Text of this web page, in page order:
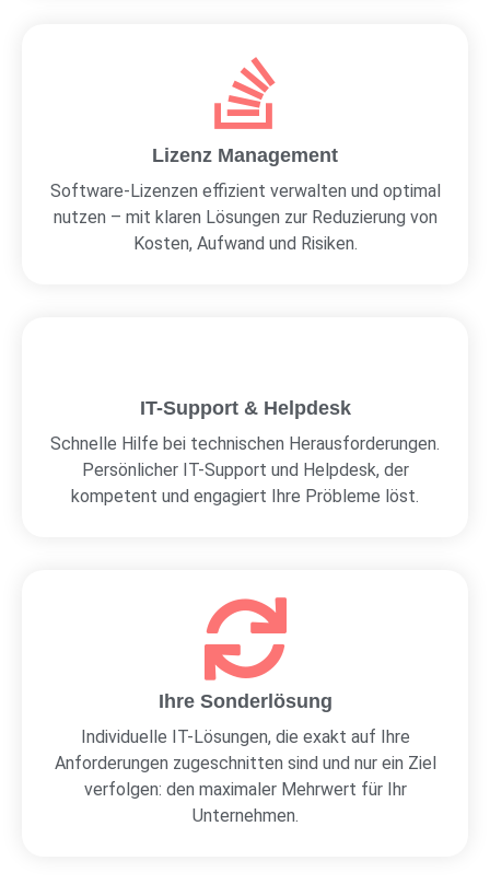
Lizenz Management
Software-Lizenzen effizient verwalten und optimal
nutzen – mit klaren Lösungen zur Reduzierung von
Kosten, Aufwand und Risiken.
IT-Support & Helpdesk
Schnelle Hilfe bei technischen Herausforderungen.
Persönlicher IT-Support und Helpdesk, der
kompetent und engagiert Ihre Pröbleme löst.
Ihre Sonderlösung
Individuelle IT-Lösungen, die exakt auf Ihre
Anforderungen zugeschnitten sind und nur ein Ziel
verfolgen: den maximaler Mehrwert für Ihr
Unternehmen.